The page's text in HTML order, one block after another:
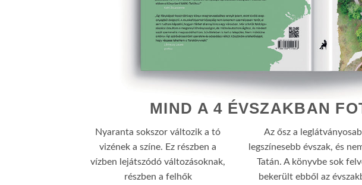
MIND A 4 ÉVSZAKBAN
Nyaranta sokszor változik a tó
vizének a színe. Ez részben a
vízben lejátszódó változásoknak,
részben a felhők
Az ősz a
legszínesebb évszak, és
Tatán. A könyvbe sok
bekerült ebből az